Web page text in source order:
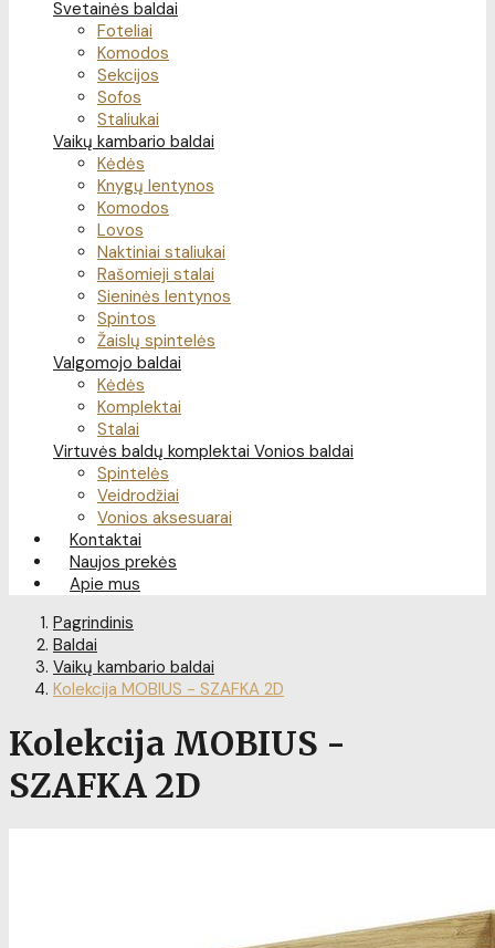
Svetainės baldai
Foteliai
Komodos
Sekcijos
Sofos
Staliukai
Vaikų kambario baldai
Kėdės
Knygų lentynos
Komodos
Lovos
Naktiniai staliukai
Rašomieji stalai
Sieninės lentynos
Spintos
Žaislų spintelės
Valgomojo baldai
Kėdės
Komplektai
Stalai
Virtuvės baldų komplektai Vonios baldai
Spintelės
Veidrodžiai
Vonios aksesuarai
Kontaktai
Naujos prekės
Apie mus
Pagrindinis
Baldai
Vaikų kambario baldai
Kolekcija MOBIUS - SZAFKA 2D
Kolekcija MOBIUS -
SZAFKA 2D